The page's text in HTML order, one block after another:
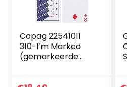
Copag 22541011
310-I’m Marked
(gemarkeerde